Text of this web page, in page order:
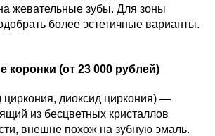
жевательные зубы. Для зоны
более эстетичные варианты.
(от 23 000 рублей)
циркония, диоксид циркония) —
из бесцветных кристаллов
внешне похож на зубную эмаль.